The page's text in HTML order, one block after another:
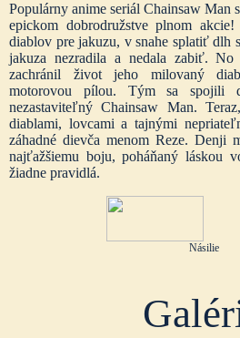
Populárny anime seriál Chainsaw Man
epickom dobrodružstve plnom
diablov pre jakuzu, v snahe splatiť dlh
jakuza nezradila a nedala zabiť.
zachránil život jeho milovaný
motorovou pílou. Tým sa spojili
nezastaviteľný Chainsaw Man.
diablami, lovcami a tajnými
záhadné dievča menom Reze. Denji
najťažšiemu boju, poháňaný láskou
žiadne pravidlá.
Násilie